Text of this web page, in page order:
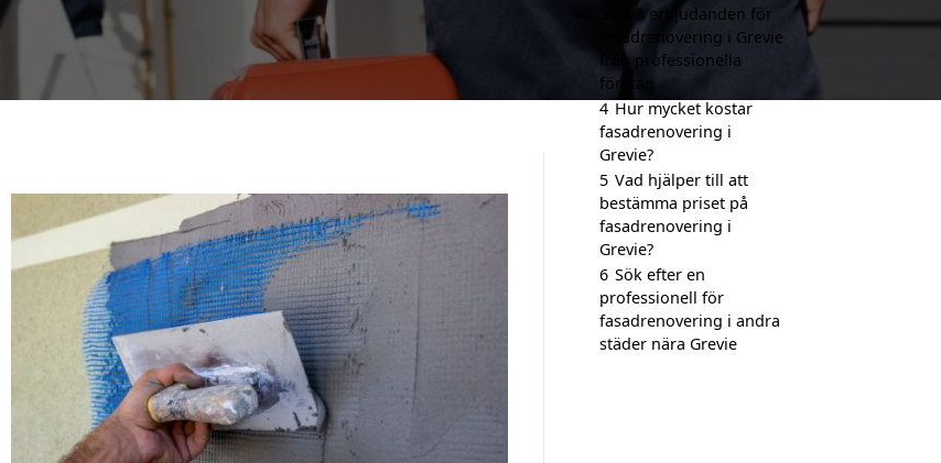
Få 3 erbjudanden för
fasadrenovering i Grevie
från professionella
företag
4 Hur mycket kostar
fasadrenovering i
Grevie?
5 Vad hjälper till att
bestämma priset på
fasadrenovering i
Grevie?
6 Sök efter en
professionell för
fasadrenovering i andra
städer nära Grevie